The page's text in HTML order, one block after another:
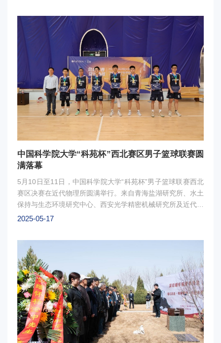
宇致辞图3：孙志宇为毕业生拨苏正冠图4 ：毕业典礼现场图
5：颁奖仪式图6 ：现场人员共同分享毕业蛋糕并合影
100余位研究生参加，近代物理所纪委书记宋华龙出席，教育
处副处长魏巍主持。孙良亭研究员通过“核心技术要掌握在自
己手中、接受质疑勇于创新、迎接挑战掌握前沿技术、利器需
要打磨把不可能变为可能、磨剑十年实现引领”等内容回顾了
研究所及其团队的发展历程。他说，在学术研究中弘扬以求真
守真、严谨规范、务实创新为核心的科学家精神，构建协同合
作的科学文化，是推动科研创新的关键要素。广大研究生作为
知识生产和科技创新的主力军，更应将个人科研规划与国家战
略需求紧密结合，恪守学术道德与科研伦理规范，为攻克重大
科技难题、产出标志性成果提供坚实保障。本次“科学道德与
学风建设”主题日活动力求进一步提升广大研究生的科学道德
意识和学术诚信观念，营造风清气正的学术生态和创新文化氛
围，培育和弘扬科学家精神，增强青年科技工作者的使命感和
责任感。图：报告会现场
中国科学院大学“科苑杯”西北赛区男子篮球联赛圆
满落幕
5月10日至11日，中国科学院大学“科苑杯”男子篮球联赛西北
赛区决赛在近代物理所圆满举行。来自青海盐湖研究所、水土
保持与生态环境研究中心、西安光学精密机械研究所及近代物
理所等四支代表队，经过两日激烈角逐，最终近代物理所代表
表队获得季军。比赛结束后，组委会向获得冠亚季军的代表队
分别颁发了荣誉证书。本次“科苑杯”男子篮球联赛西北赛区比
赛的举办，为国科大学子搭建了展示自我、增进交流的平台，
有效促进了不同培养单位之间的沟通与协作，增强了研究生群
体的凝聚力和归属感。未来，近代物理所将以此为契机，通过
多组织丰富多元的文化活动，引导青年学生成长为德才兼备的
时代新人。图1：冠军队伍颁奖现场图2：亚军队伍颁奖现场
图3： 季军队伍颁奖现场
2025-05-17